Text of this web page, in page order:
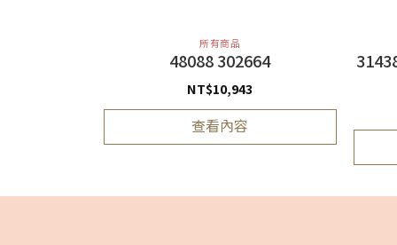
所有商品
48088 302664
NT$10,943
查看內容